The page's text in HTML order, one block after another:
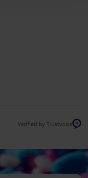
Verified by Trustvoice